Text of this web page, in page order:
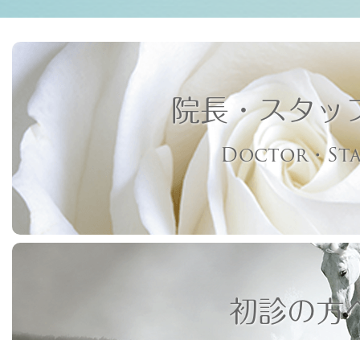
院長・スタッ
Doctor・
初診の方